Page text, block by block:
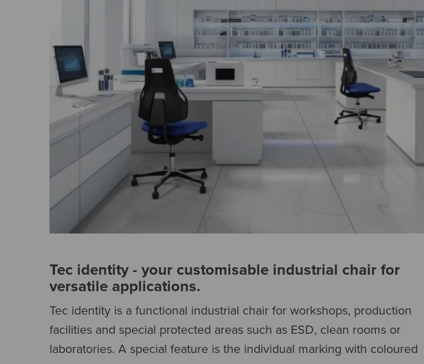
Tec identity - your customisable industrial chair for
versatile applications.
Tec identity is a functional industrial chair for workshops, production
facilities and special protected areas such as ESD, clean rooms or
laboratories. A special feature is the individual marking with coloured